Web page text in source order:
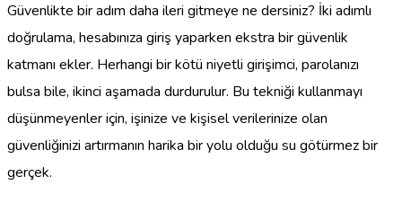
Güvenlikte bir adım daha ileri gitmeye ne dersiniz? İki adımlı
doğrulama, hesabınıza giriş yaparken ekstra bir güvenlik
katmanı ekler. Herhangi bir kötü niyetli girişimci, parolanızı
bulsa bile, ikinci aşamada durdurulur. Bu tekniği kullanmayı
düşünmeyenler için, işinize ve kişisel verilerinize olan
güvenliğinizi artırmanın harika bir yolu olduğu su götürmez bir
gerçek.